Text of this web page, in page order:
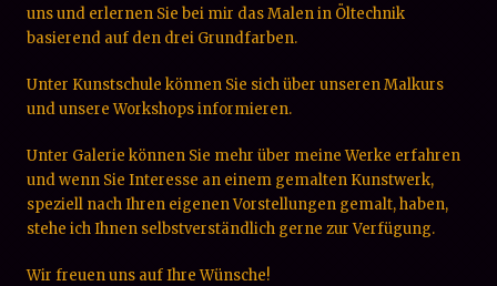
uns und erlernen Sie bei mir das Malen in Öltechnik
basierend auf den drei Grundfarben.
Unter Kunstschule können Sie sich über unseren Malkurs
und unsere Workshops informieren.
Unter Galerie können Sie mehr über meine Werke erfahren
und wenn Sie Interesse an einem gemalten Kunstwerk,
speziell nach Ihren eigenen Vorstellungen gemalt, haben,
stehe ich Ihnen selbstverständlich gerne zur Verfügung.
Wir freuen uns auf Ihre Wünsche!